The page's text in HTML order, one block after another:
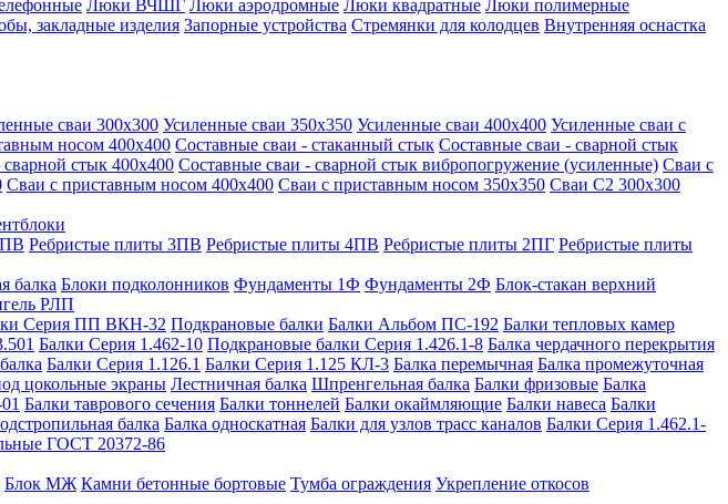
Люки ВЧШГ Люки аэродромные Люки квадратные Люки полимерные
закладные изделия Запорные устройства Стремянки для колодцев Внутренняя оснастка
сваи 300х300 Усиленные сваи 350х350 Усиленные сваи 400х400 Усиленные сваи с
носом 400х400 Составные сваи - стаканный стык Составные сваи - сварной стык
стык 400х400 Составные сваи - сварной стык вибропогружение (усиленные) Сваи с
Сваи с приставным носом 400х400 Сваи с приставным носом 350х350 Сваи С2 300х300
Ребристые плиты 3ПВ Ребристые плиты 4ПВ Ребристые плиты 2ПГ Ребристые плиты
балка Блоки подколонников Фундаменты 1Ф Фундаменты 2Ф Блок-стакан верхний
РЛП
Серия ПП ВКН-32 Подкрановые балки Балки Альбом ПС-192 Балки тепловых камер
Балки Серия 1.462-10 Подкрановые балки Серия 1.426.1-8 Балка чердачного перекрытия
Балки Серия 1.126.1 Балки Серия 1.125 КЛ-3 Балка перемычная Балка промежуточная
цокольные экраны Лестничная балка Шпренгельная балка Балки фризовые Балка
Балки таврового сечения Балки тоннелей Балки окаймляющие Балки навеса Балки
балка Балка односкатная Балки для узлов трасс каналов Балки Серия 1.462.1-
ГОСТ 20372-86
Блок МЖ Камни бетонные бортовые Тумба ограждения Укрепление откосов